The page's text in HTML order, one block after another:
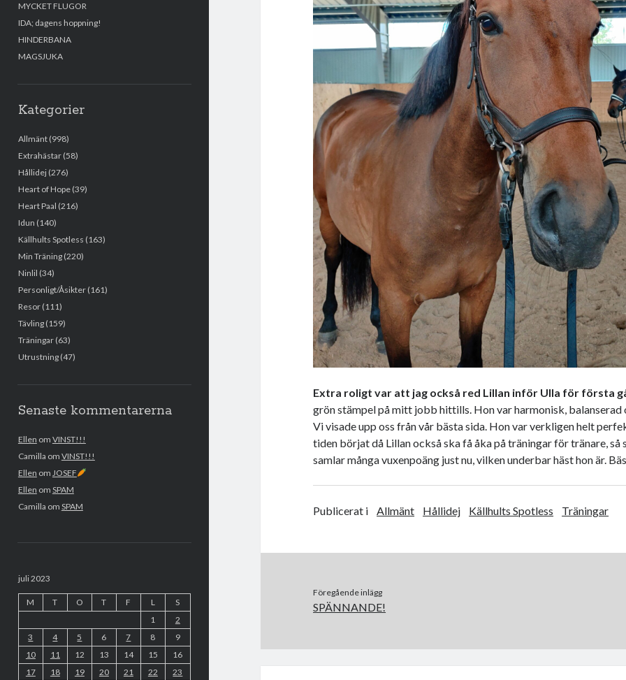
MYCKET FLUGOR
IDA; dagens hoppning!
HINDERBANA
MAGSJUKA
Kategorier
Allmänt(998)
Extrahästar(58)
Hållidej(276)
Heart of Hope(39)
Heart Paal (216)
Idun (140)
Källhults Spotless (163)
Min Träning(220)
Ninlil (34)
Personligt/Åsikter(161)
Resor(111)
Tävling(159)
Träningar(63)
Utrustning(47)
Senaste kommentarerna
Ellen om VINST!!!
Camilla om VINST!!!
Ellen om JOSEF
Ellen om SPAM
Camilla om SPAM
juli 2023
M T O T F L
S
1
2
3
4 5 6 7 8
9
10
11 12 13 14 15
16
17
18 19 20 21 22
23
Extra roligt var att jag också red Lillan inför Ulla för första
grön stämpel på mitt jobb hittills. Hon var harmonisk, balanserad
Vi visade upp oss från vår bästa sida. Hon var verkligen helt
tiden börjat då Lillan också ska få åka på träningar för tränare, så
samlar många vuxenpoäng just nu, vilken underbar häst hon är.
Publicerat i Allmänt Hållidej Källhults Spotless Träningar
Föregående inlägg
SPÄNNANDE!